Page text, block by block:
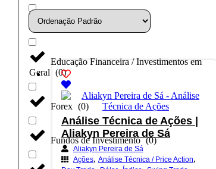
Dólar
Educação Financeira / Investimentos em
Geral (0)
Forex (0)
Fundos de Investimento (0)
Análise Técnica de Ações |
Aliakyn Pereira de Sá
Aliakyn Pereira de Sá
Ações, Análise Técnica / Price Action,